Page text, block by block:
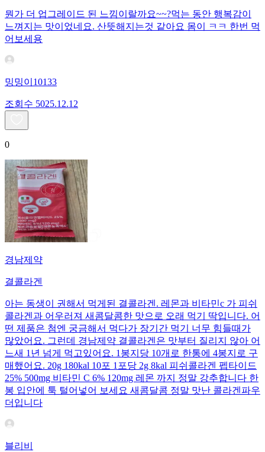
뭔가 더 업그레이드 된 느낌이랄까요~~?먹는 동안 행복감이
느껴지는 맛이었네요. 산뜻해지는것 같아요 몸이 ㅋㅋ 한번 먹
어보세용
밍밍이10133
조회수 5025.12.12
0
경남제약
결콜라겐
아는 동생이 권해서 먹게된 결콜라겐. 레몬과 비타민c 가 피쉬
콜라겐과 어우러져 새콤달콤한 맛으로 오래 먹기 딱입니다. 어
떤 제품은 첨엔 궁금해서 먹다가 장기간 먹기 너무 힘들때가
많았어요. 그런데 경남제약 결콜라겐은 맛부터 질리지 않아 어
느새 1년 넘게 먹고있어요. 1봉지당 10개로 한통에 4봉지로 구
매했어요. 20g 180kal 10포 1포당 2g 8kal 피쉬콜라겐 펩타이드
25% 500mg 비타민 C 6% 120mg 레몬 까지 정말 강추합니다 한
봉 입안에 툭 털어넣어 보세요 새콤달콤 정말 맛난 콜라겐파우
더입니다
블리비